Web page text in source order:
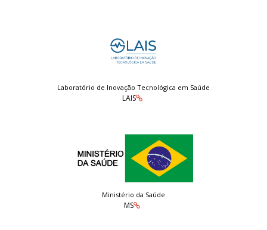
Laboratório de Inovação Tecnológica em Saúde
LAIS
Ministério da Saúde
MS